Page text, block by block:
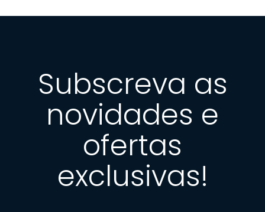
Subscreva as
novidades e
ofertas
exclusivas!